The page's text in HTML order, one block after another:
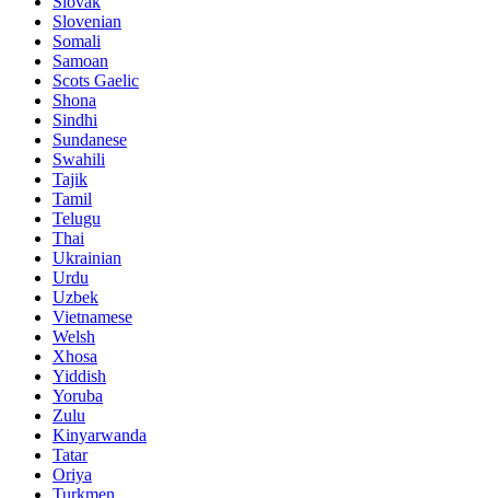
Slovenian
Somali
Samoan
Scots Gaelic
Shona
Sindhi
Sundanese
Swahili
Tajik
Tamil
Telugu
Thai
Ukrainian
Urdu
Uzbek
Vietnamese
Welsh
Xhosa
Yiddish
Yoruba
Zulu
Kinyarwanda
Tatar
Oriya
Turkmen